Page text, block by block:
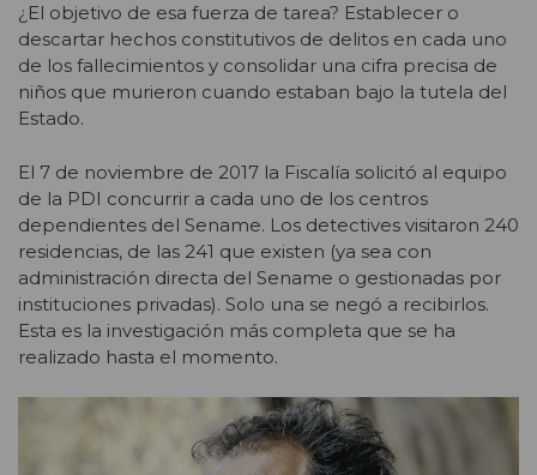
¿El objetivo de esa fuerza de tarea? Establecer o
descartar hechos constitutivos de delitos en cada uno
de los fallecimientos y consolidar una cifra precisa de
niños que murieron cuando estaban bajo la tutela del
Estado.
El 7 de noviembre de 2017 la Fiscalía solicitó al equipo
de la PDI concurrir a cada uno de los centros
dependientes del Sename. Los detectives visitaron 240
residencias, de las 241 que existen (ya sea con
administración directa del Sename o gestionadas por
instituciones privadas). Solo una se negó a recibirlos.
Esta es la investigación más completa que se ha
realizado hasta el momento.